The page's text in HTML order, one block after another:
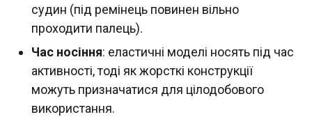
судин (під ремінець повинен вільно
проходити палець).
Час носіння: еластичні моделі носять під час
активності, тоді як жорсткі конструкції
можуть призначатися для цілодобового
використання.